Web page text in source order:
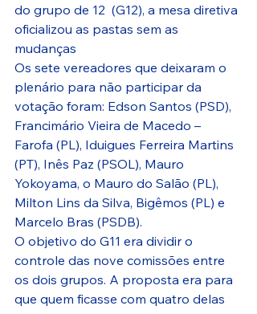
do grupo de 12  (G12), a mesa diretiva
oficializou as pastas sem as
mudanças
Os sete vereadores que deixaram o
plenário para não participar da
votação foram: Edson Santos (PSD),
Francimário Vieira de Macedo –
Farofa (PL), Iduigues Ferreira Martins
(PT), Inês Paz (PSOL), Mauro
Yokoyama, o Mauro do Salão (PL),
Milton Lins da Silva, Bigêmos (PL) e
Marcelo Bras (PSDB).
O objetivo do G11 era dividir o
controle das nove comissões entre
os dois grupos. A proposta era para
que quem ficasse com quatro delas